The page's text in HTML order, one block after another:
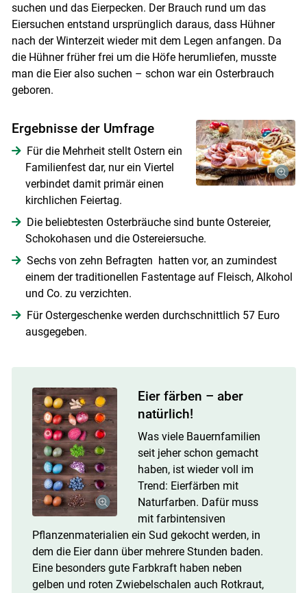
Skip to main content
suchen und das Eierpecken. Der Brauch rund um das
Eiersuchen entstand ursprünglich daraus, dass Hühner
nach der Winterzeit wieder mit dem Legen anfangen. Da
die Hühner früher frei um die Höfe herumliefen, musste
man die Eier also suchen – schon war ein Osterbrauch
geboren.
Ergebnisse der Umfrage
Für die Mehrheit stellt Ostern ein
Familienfest dar, nur ein Viertel
verbindet damit primär einen
kirchlichen Feiertag.
Die beliebtesten Osterbräuche sind bunte Ostereier,
Schokohasen und die Ostereiersuche.
Sechs von zehn Befragten hatten vor, an zumindest
einem der traditionellen Fastentage auf Fleisch, Alkohol
und Co. zu verzichten.
Für Ostergeschenke werden durchschnittlich 57 Euro
ausgegeben.
Eier färben – aber
natürlich!
Was viele Bauernfamilien
seit jeher schon gemacht
haben, ist wieder voll im
Trend: Eierfärben mit
Naturfarben. Dafür muss
mit farbintensiven
Pflanzenmaterialien ein Sud gekocht werden, in
dem die Eier dann über mehrere Stunden baden.
Eine besonders gute Farbkraft haben neben
gelben und roten Zwiebelschalen auch Rotkraut,